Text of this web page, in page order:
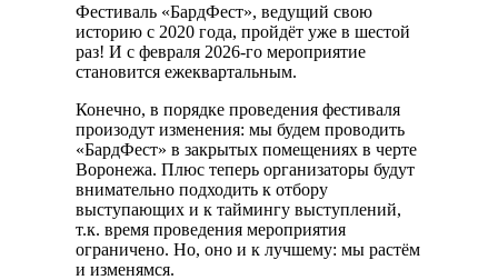
Фестиваль «БардФест», ведущий свою
историю с 2020 года, пройдёт уже в шестой
раз! И с февраля 2026-го мероприятие
становится ежеквартальным.
Конечно, в порядке проведения фестиваля
произодут изменения: мы будем проводить
«БардФест» в закрытых помещениях в черте
Воронежа. Плюс теперь организаторы будут
внимательно подходить к отбору
выступающих и к таймингу выступлений,
т.к. время проведения мероприятия
ограничено. Но, оно и к лучшему: мы растём
и изменямся.